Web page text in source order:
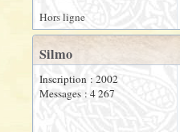
Hors ligne
Silmo
Inscription : 2002
Messages : 4 267